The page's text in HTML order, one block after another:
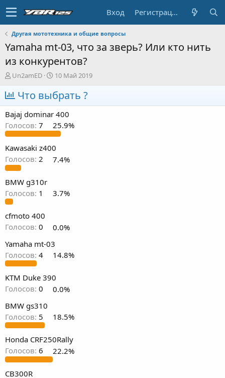
Вход Регистрация
Другая мототехника и общие вопросы
Yamaha mt-03, что за зверь? Или кто нить
из конкурентов?
А
в
т
о
р
т
е
м
ы
Un2amED
Д
а
т
а
н
ч
а
л
а
10 Май 2019
Что выбрать ?
Bajaj dominar 400
Голосов: 7 25.9%
Kawasaki z400
Голосов: 2 7.4%
BMW g310r
Голосов: 1 3.7%
cfmoto 400
Голосов: 0
0.0%
Yamaha mt-03
Голосов: 4 14.8%
KTM Duke 390
Голосов: 0
0.0%
BMW gs310
Голосов: 5 18.5%
Honda CRF250Rally
Голосов: 6 22.2%
CB300R